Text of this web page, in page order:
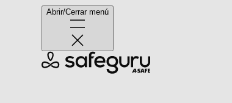
Abrir/Cerrar menú